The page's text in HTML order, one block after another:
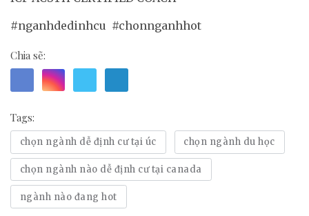
#nganhdedinhcu #chonnganhhot
Chia sẽ:
Tags:
chọn ngành dễ định cư tại úc chọn ngành du học
chọn ngành nào dễ định cư tại canada
ngành nào đang hot